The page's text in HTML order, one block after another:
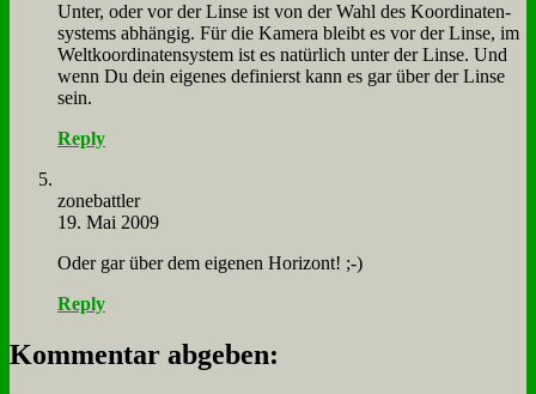
Un­ter, oder vor der Lin­se ist von der Wahl des Ko­or­di­na­ten­
sy­stems ab­hän­gig. Für die Ka­me­ra bleibt es vor der Lin­se, im
Welt­ko­or­di­na­ten­sy­stem ist es na­tür­lich un­ter der Lin­se. Und
wenn Du dein ei­ge­nes de­fi­nierst kann es gar über der Lin­se
sein.
Reply
zone­batt­ler
19. Mai 2009
Oder gar über dem ei­ge­nen Ho­ri­zont! ;-)
Reply
Kommentar abgeben: